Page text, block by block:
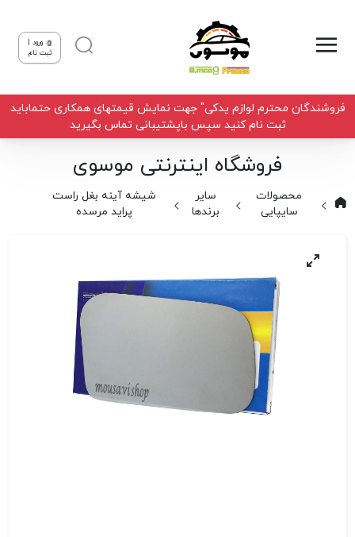
ورود |
ثبت نام
فروشندگان محترم لوازم یدکی" جهت نمایش قیمتهای همکاری حتماباید
ثبت نام کنید سپس باپشتیبانی تماس بگیرید
فروشگاه اینترنتی موسوی
محصولات
سایپایی
سایر
برندها
شیشه آینه بغل راست
پراید مرسده